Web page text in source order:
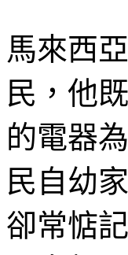
馬來西
民，他
的電器
民自幼
卻常惦